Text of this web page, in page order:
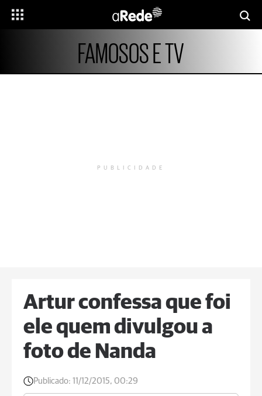
FAMOSOS E TV
PUBLICIDADE
Artur confessa que foi
ele quem divulgou a
foto de Nanda
Publicado: 11/12/2015, 00:29